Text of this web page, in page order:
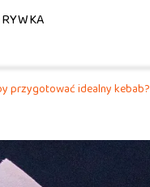
przygotować idealny kebab?